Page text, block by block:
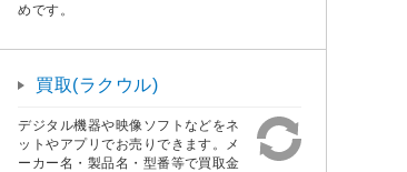
めです。
買取(ラクウル)
デジタル機器や映像ソフトなどをネ
ットやアプリでお売りできます。メ
ーカー名・製品名・型番等で買取金